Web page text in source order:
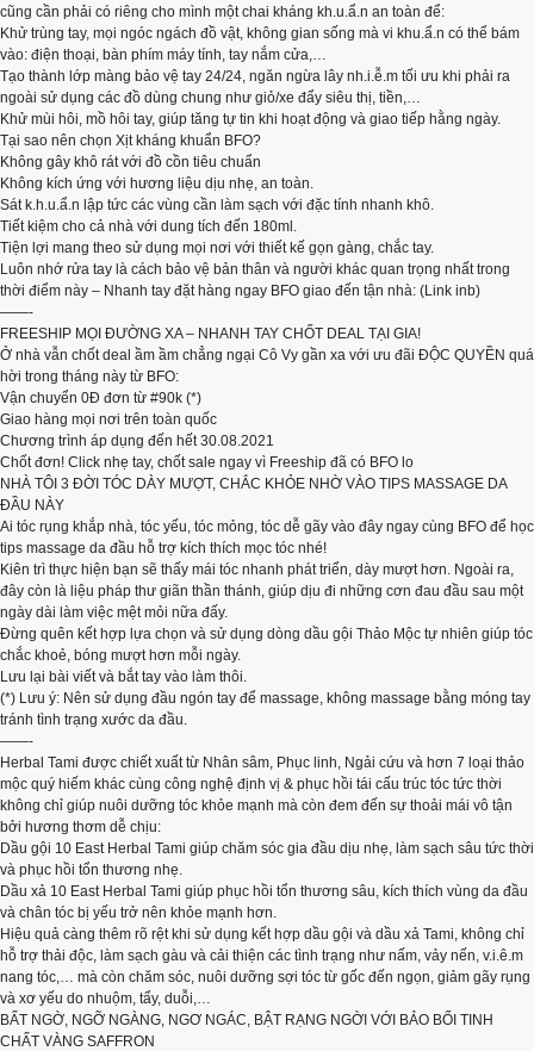
cũng cần phải có riêng cho mình một chai kháng kh.u.ẩ.n an toàn để:
Khử trùng tay, mọi ngóc ngách đồ vật, không gian sống mà vi khu.ẩ.n có thể bám
vào: điện thoại, bàn phím máy tính, tay nắm cửa,…
Tạo thành lớp màng bảo vệ tay 24/24, ngăn ngừa lây nh.i.ễ.m tối ưu khi phải ra
ngoài sử dụng các đồ dùng chung như giỏ/xe đẩy siêu thị, tiền,…
Khử mùi hôi, mồ hôi tay, giúp tăng tự tin khi hoạt động và giao tiếp hằng ngày.
Tại sao nên chọn Xịt kháng khuẩn BFO?
Không gây khô rát với đồ cồn tiêu chuẩn
Không kích ứng với hương liệu dịu nhẹ, an toàn.
Sát k.h.u.ẩ.n lập tức các vùng cần làm sạch với đặc tính nhanh khô.
Tiết kiệm cho cả nhà với dung tích đến 180ml.
Tiện lợi mang theo sử dụng mọi nơi với thiết kế gọn gàng, chắc tay.
Luôn nhớ rửa tay là cách bảo vệ bản thân và người khác quan trọng nhất trong
thời điểm này – Nhanh tay đặt hàng ngay BFO giao đến tận nhà: (Link inb)
——-
FREESHIP MỌI ĐƯỜNG XA – NHANH TAY CHỐT DEAL TẠI GIA!
Ở nhà vẫn chốt deal ầm ầm chẳng ngại Cô Vy gần xa với ưu đãi ĐỘC QUYỀN quá
hời trong tháng này từ BFO:
Vận chuyển 0Đ đơn từ #90k (*)
Giao hàng mọi nơi trên toàn quốc
Chương trình áp dụng đến hết 30.08.2021
Chốt đơn! Click nhẹ tay, chốt sale ngay vì Freeship đã có BFO lo
NHÀ TÔI 3 ĐỜI TÓC DÀY MƯỢT, CHẮC KHỎE NHỜ VÀO TIPS MASSAGE DA
ĐẦU NÀY
Ai tóc rụng khắp nhà, tóc yếu, tóc mỏng, tóc dễ gãy vào đây ngay cùng BFO để học
tips massage da đầu hỗ trợ kích thích mọc tóc nhé!
Kiên trì thực hiện bạn sẽ thấy mái tóc nhanh phát triển, dày mượt hơn. Ngoài ra,
đây còn là liệu pháp thư giãn thần thánh, giúp dịu đi những cơn đau đầu sau một
ngày dài làm việc mệt mỏi nữa đấy.
Đừng quên kết hợp lựa chọn và sử dụng dòng dầu gội Thảo Mộc tự nhiên giúp tóc
chắc khoẻ, bóng mượt hơn mỗi ngày.
Lưu lại bài viết và bắt tay vào làm thôi.
(*) Lưu ý: Nên sử dụng đầu ngón tay để massage, không massage bằng móng tay
tránh tình trạng xước da đầu.
——-
Herbal Tami được chiết xuất từ Nhân sâm, Phục linh, Ngải cứu và hơn 7 loại thảo
mộc quý hiếm khác cùng công nghệ định vị & phục hồi tái cấu trúc tóc tức thời
không chỉ giúp nuôi dưỡng tóc khỏe mạnh mà còn đem đến sự thoải mái vô tận
bởi hương thơm dễ chịu:
Dầu gội 10 East Herbal Tami giúp chăm sóc gia đầu dịu nhẹ, làm sạch sâu tức thời
và phục hồi tổn thương nhẹ.
Dầu xả 10 East Herbal Tami giúp phục hồi tổn thương sâu, kích thích vùng da đầu
và chân tóc bị yếu trở nên khỏe mạnh hơn.
Hiệu quả càng thêm rõ rệt khi sử dụng kết hợp dầu gội và dầu xả Tami, không chỉ
hỗ trợ thải độc, làm sạch gàu và cải thiện các tình trạng như nấm, vảy nến, v.i.ê.m
nang tóc,… mà còn chăm sóc, nuôi dưỡng sợi tóc từ gốc đến ngọn, giảm gãy rụng
và xơ yếu do nhuộm, tẩy, duỗi,…
BẤT NGỜ, NGỠ NGÀNG, NGƠ NGÁC, BẬT RẠNG NGỜI VỚI BẢO BỐI TINH
CHẤT VÀNG SAFFRON